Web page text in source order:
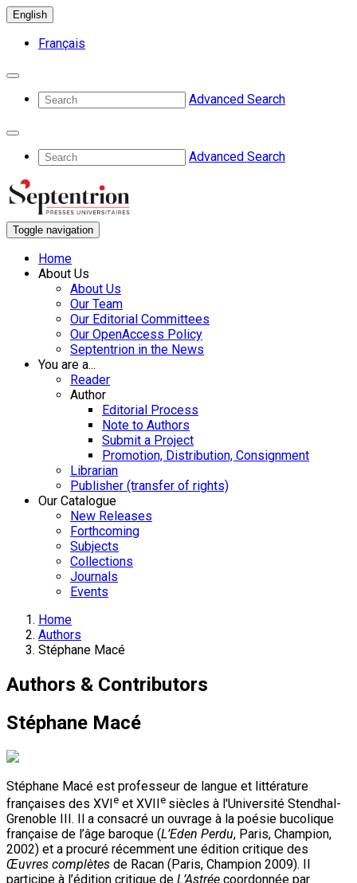
English
Français
Advanced Search
Advanced Search
Toggle navigation
Home
About Us
About Us
Our Team
Our Editorial Committees
Our OpenAccess Policy
Septentrion in the News
You are a...
Reader
Author
Editorial Process
Note to Authors
Submit a Project
Promotion, Distribution, Consignment
Librarian
Publisher (transfer of rights)
Our Catalogue
New Releases
Forthcoming
Subjects
Collections
Journals
Events
Home
Authors
Stéphane Macé
Authors & Contributors
Stéphane Macé
Stéphane Macé est professeur de langue et littérature
françaises des XVIe et XVIIe siècles à l'Université Stendhal-
Grenoble III. Il a consacré un ouvrage à la poésie bucolique
française de l’âge baroque (L’Eden Perdu, Paris, Champion,
2002) et a procuré récemment une édition critique des
Œuvres complètes de Racan (Paris, Champion 2009). Il
participe à l’édition critique de L’Astrée coordonnée par